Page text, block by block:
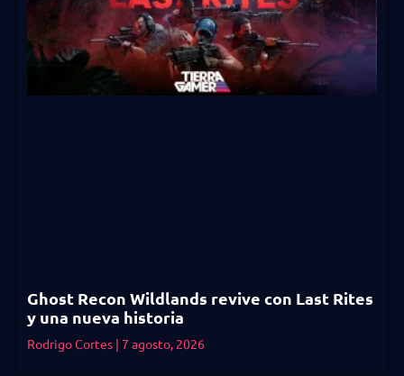
Ghost Recon Wildlands revive con Last Rites
y una nueva historia
Rodrigo Cortes 7 agosto, 2026